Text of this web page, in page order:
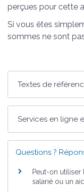
perçues pour cette
Si vous êtes
sommes ne sont
Textes de
Services en ligne
Questions ?
Peut-on utiliser
salarié ou un